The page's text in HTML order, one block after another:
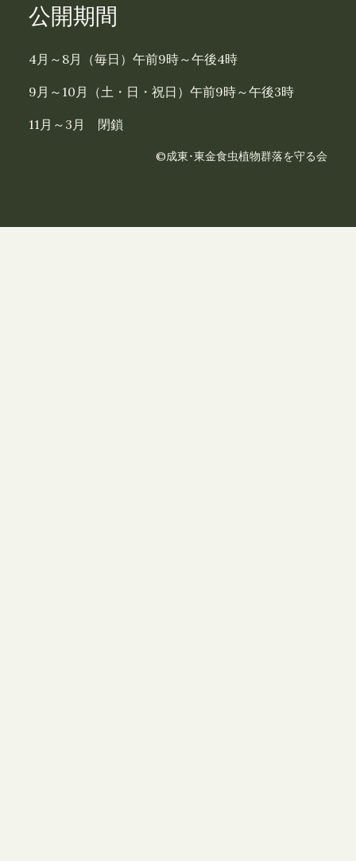
公開期間
4月～8月（毎日）午前9時～午後4時
9月～10月（土・日・祝日）午前9時～午後3時
11月～3月 閉鎖
©成東･東金食虫植物群落を守る会